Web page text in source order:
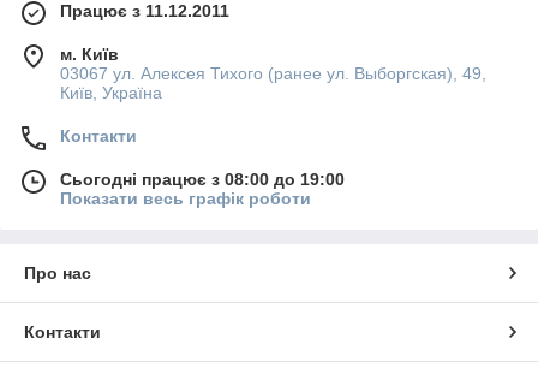
Працює з 11.12.2011
м. Київ
03067 ул. Алексея Тихого (ранее ул. Выборгская), 49,
Київ, Україна
Контакти
Сьогодні працює з 08:00 до 19:00
Показати весь графік роботи
Про нас
Контакти